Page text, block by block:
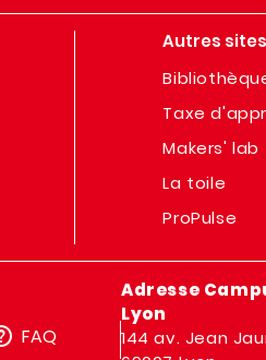
Autres
Taxe
Makers' lab
La toile
ProPulse
FAQ
Adresse
Lyon
144 av. Jean